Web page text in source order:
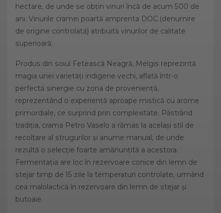
hectare, de unde se obțin vinuri încă de acum 500 de
ani. Vinurile cramei poartă amprenta DOC (denumire
de origine controlată) atribuită vinurilor de calitate
superioară.
Produs din soiul Fetească Neagră, Melgis reprezintă
magia unei varietăţi indigene vechi, aflată într-o
perfectă sinergie cu zona de proveniență,
reprezentând o experienţă aproape mistică cu arome
primordiale, ce surprind prin complexitate. Păstrând
tradiția, crama Petro Vaselo a rămas la același stil de
recoltare al strugurilor și anume manual, de unde
rezultă o selecție foarte amănunțită a acestora.
Fermentația are loc în rezervoare conice din lemn de
stejar timp de 15 zile la temperaturi controlate, urmând
cea malolactică în rezervoare din lemn de stejar și
butoaie.